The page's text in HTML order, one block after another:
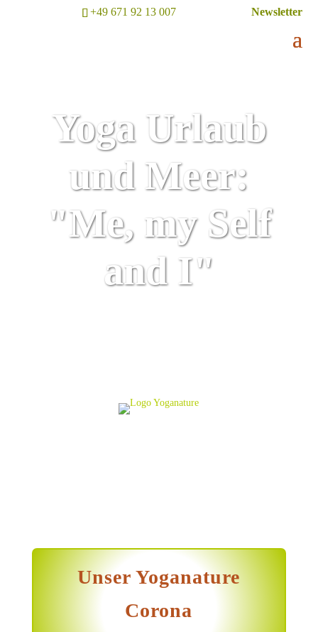
+49 671 92 13 007 Newsletter
Yoga Urlaub
und Meer:
"Me, my Self
and I"
Unser Yoganature
Corona